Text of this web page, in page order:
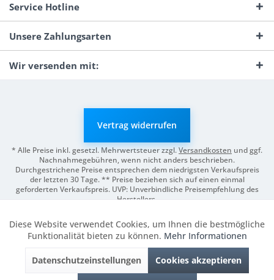
Service Hotline
Unsere Zahlungsarten
Wir versenden mit:
Vertrag widerrufen
* Alle Preise inkl. gesetzl. Mehrwertsteuer zzgl.Versandkosten und ggf.
Nachnahmegebühren, wenn nicht anders beschrieben.
Durchgestrichene Preise entsprechen dem niedrigsten Verkaufspreis
der letzten 30 Tage. ** Preise beziehen sich auf einen einmal
geforderten Verkaufspreis. UVP: Unverbindliche Preisempfehlung des
Herstellers.
Funktionale Aktiv
Marketing Inaktiv
Diese Website verwendet Cookies, um Ihnen die bestmögliche
Funktionalität bieten zu können. Mehr Informationen
Datenschutzeinstellungen Cookies akzeptieren